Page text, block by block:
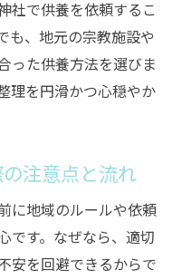
社で供養を依頼するこ
も、地元の宗教施設や
った供養方法を選びま
理を円滑かつ心穏やか
注意点と流れ
に地域のルールや依頼
です。なぜなら、適切
安を回避できるからで